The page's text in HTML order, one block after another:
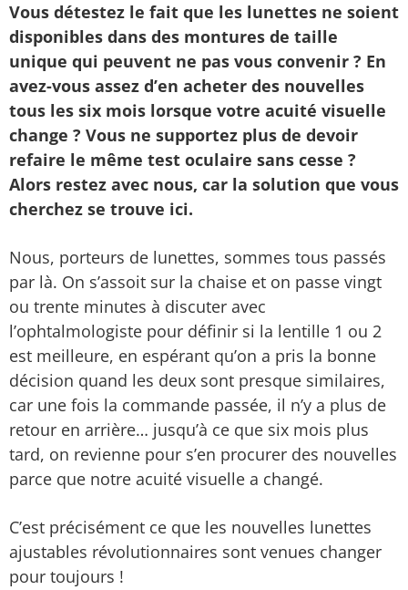
Vous détestez le fait que les lunettes ne soient
disponibles dans des montures de taille
unique qui peuvent ne pas vous convenir ? En
avez-vous assez d’en acheter des nouvelles
tous les six mois lorsque votre acuité visuelle
change ? Vous ne supportez plus de devoir
refaire le même test oculaire sans cesse ?
Alors restez avec nous, car la solution que vous
cherchez se trouve ici.
Nous, porteurs de lunettes, sommes tous passés
par là. On s’assoit sur la chaise et on passe vingt
ou trente minutes à discuter avec
l’ophtalmologiste pour définir si la lentille 1 ou 2
est meilleure, en espérant qu’on a pris la bonne
décision quand les deux sont presque similaires,
car une fois la commande passée, il n’y a plus de
retour en arrière… jusqu’à ce que six mois plus
tard, on revienne pour s’en procurer des nouvelles
parce que notre acuité visuelle a changé.
C’est précisément ce que les nouvelles lunettes
ajustables révolutionnaires sont venues changer
pour toujours !